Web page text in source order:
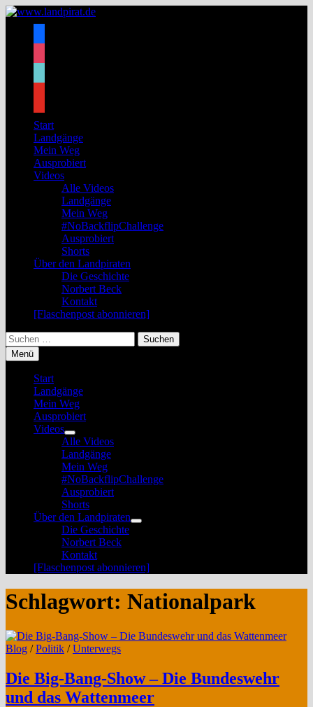
Zum
Start
Landgänge
Mein Weg
Ausprobiert
Videos
Alle Videos
Landgänge
Mein Weg
#NoBackflipChallenge
Ausprobiert
Shorts
Über den Landpiraten
Die Geschichte
Norbert Beck
Kontakt
[Flaschenpost abonnieren]
Suchen
nach:
Menü
Start
Landgänge
Mein Weg
Ausprobiert
Videos
Untermenü
anzeigen
Alle Videos
Landgänge
Mein Weg
#NoBackflipChallenge
Ausprobiert
Shorts
Über den Landpiraten
Untermenü
Die Geschichte
Norbert Beck
Kontakt
[Flaschenpost abonnieren]
Schlagwort: Nationalpark
Blog /Politik /Unterwegs
Die Big-Bang-Show – Die Bundeswehr
und das Wattenmeer